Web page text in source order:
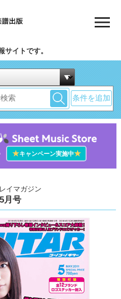
サイトです。
条件を追加
★キャンペーン実施中★
イマガジン
月号